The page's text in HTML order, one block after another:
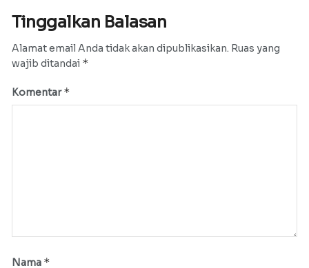
Tinggalkan Balasan
Alamat email Anda tidak akan dipublikasikan. Ruas yang
wajib ditandai *
Komentar*
Nama *